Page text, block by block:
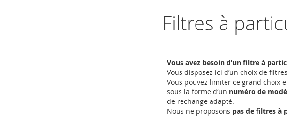
Filtres à
Vous avez besoin d’un filtre à
Vous disposez ici d’un choix de
Vous pouvez limiter ce grand choix
sous la forme d‘un numéro de
de rechange adapté.
Nous ne proposons pas de filtres à